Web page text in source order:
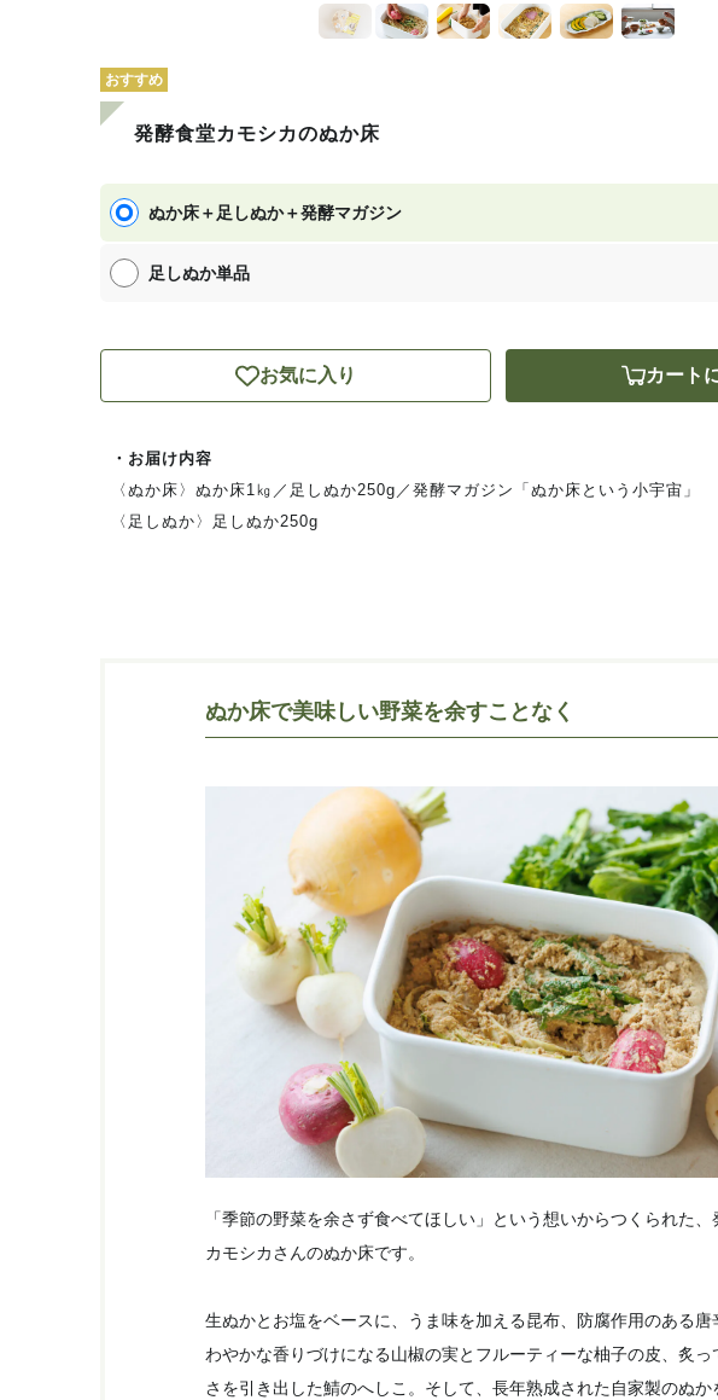
おすすめ
発酵食堂カモシカのぬか床
ぬか床＋足しぬか＋発酵マガジン
足しぬか単品
お気に入り カート
・お届け内容
〈ぬか床〉ぬか床1㎏／足しぬか250g／発酵マガジン「ぬか床という小宇宙」
〈足しぬか〉足しぬか250g
ぬか床で美味しい野菜を余すことなく
「季節の野菜を余さず食べてほしい」という想いからつくられた、
カモシカさんのぬか床です。
生ぬかとお塩をベースに、うま味を加える昆布、防腐作用のある唐
わやかな香りづけになる山椒の実とフルーティーな柚子の皮、炙っ
さを引き出した鯖のへしこ。そして、長年熟成された自家製のぬか